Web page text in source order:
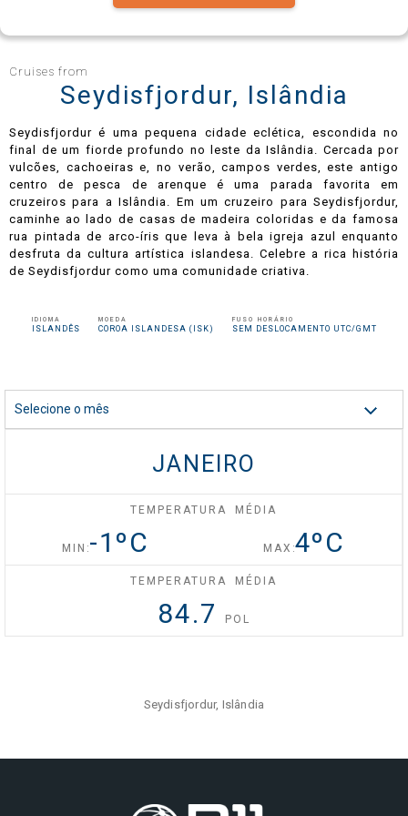
Infinity®
Millennium®
Reflection®
Silhouette®
Solstice®
Summit®
Xcite℠
Cruises from
Seydisfjordur, Islândia
Seydisfjordur é uma pequena cidade eclética, escondida no
final de um fiorde profundo no leste da Islândia. Cercada por
vulcões, cachoeiras e, no verão, campos verdes, este antigo
centro de pesca de arenque é uma parada favorita em
cruzeiros para a Islândia. Em um cruzeiro para Seydisfjordur,
caminhe ao lado de casas de madeira coloridas e da famosa
rua pintada de arco-íris que leva à bela igreja azul enquanto
desfruta da cultura artística islandesa. Celebre a rica história
de Seydisfjordur como uma comunidade criativa.
IDIOMA
ISLANDÊS
MOEDA
COROA ISLANDESA (ISK)
FUSO HORÁRIO
SEM DESLOCAMENTO UTC/GMT
Selecione o mês
JANEIRO
TEMPERATURA MÉDIA
MIN:-1ºC MAX:4ºC
TEMPERATURA MÉDIA
84.7 POL
Seydisfjordur, Islândia